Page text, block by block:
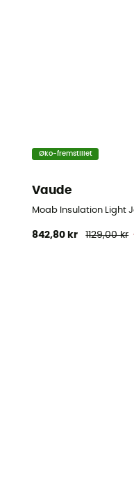
Øko-fremstillet
Vaude
Moab Insulation Light
842,80 kr 1129,00 kr